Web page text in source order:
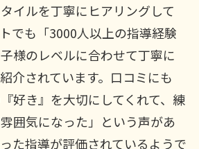
イルを丁寧にヒアリングして
でも「3000人以上の指導経験
様のレベルに合わせて丁寧に
介されています。口コミにも
好き』を大切にしてくれて、練
囲気になった」という声があ
た指導が評価されているようで